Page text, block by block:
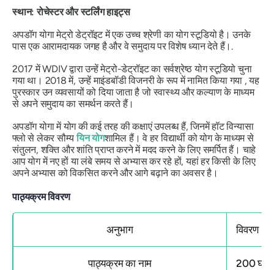
स्थान: रोचेस्टर और स्टर्लिंग हाइट्स
अपडॉग योगा मेट्रो डेट्रॉइट में एक उच्च श्रेणी का योग स्टूडियो है। उनके
पास एक आरामदायक जगह है और वे समुदाय पर विशेष ध्यान देते हैं।.
2017 में WDIV द्वारा उन्हेंमेट्रो-डेट्रॉइट का सर्वश्रेष्ठ योग स्टूडियोचुना
गया था। 2018 में, उन्हेंमाइंडबॉडी विजनरी केरूप में नामित किया गया , यह
पुरस्कार उन व्यवसायों को दिया जाता है जो स्वास्थ्य और कल्याण के माध्यम
से अपने समुदाय का समर्थन करते हैं।
अपडॉग योगा में योग की कई तरह की कक्षाएं उपलब्ध हैं, जिनमें हॉट विन्यासा
फ्लो से लेकर सौम्ययिन योगशामिल हैं। वे हर विद्यार्थी को योग के माध्यम से
संतुलन, शक्ति और शांति प्राप्त करने में मदद करने के लिए समर्पित हैं। चाहे
आप योग में नए हों या लंबे समय से अभ्यास कर रहे हों, यहां हर किसी के लिए
अपने अभ्यास को विकसित करने और आगे बढ़ाने का अवसर है।
पाठ्यक्रम विवरण
अनुभाग विवरण
पाठ्यक्रम का नाम 200 घंटे